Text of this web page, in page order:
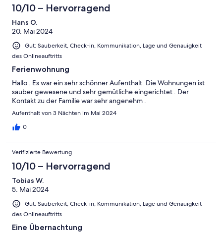
10/10 – Hervorragend
Hans O.
20. Mai 2024
Gut: Sauberkeit, Check-in, Kommunikation, Lage und Genauigkeit
des Onlineauftritts
Ferienwohnung
Hallo . Es war ein sehr schönner Aufenthalt. Die Wohnungen ist
sauber gewesene und sehr gemütliche eingerichtet . Der
Kontakt zu der Familie war sehr angenehm .
Aufenthalt von 3 Nächten im Mai 2024
0
Verifizierte Bewertung
10/10 – Hervorragend
Tobias W.
5. Mai 2024
Gut: Sauberkeit, Check-in, Kommunikation, Lage und Genauigkeit
des Onlineauftritts
Eine Übernachtung